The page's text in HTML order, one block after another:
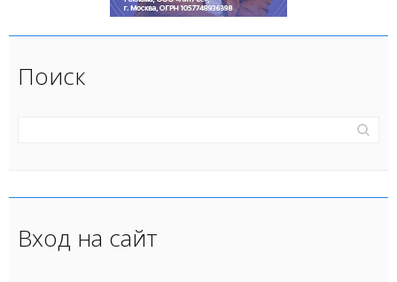
Поиск
Вход на сайт